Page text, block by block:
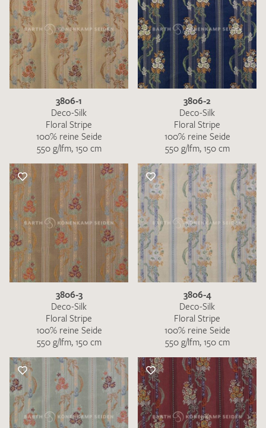
Ich bin damit einverstanden, dass meine angegebenen Daten
zur Beantwortung meiner Musteranfrage genutzt werden.
Die
Datenschutzbestimmungenhabe ich zur Kenntnis
genommen und akzeptiere diese.
3806-1
Deco-Silk
Floral Stripe
100% reine Seide
550 g/lfm, 150 cm
3806-2
Deco-Silk
Floral Stripe
100% reine Seide
550 g/lfm, 150 cm
3806-3
Deco-Silk
Floral Stripe
100% reine Seide
550 g/lfm, 150 cm
3806-4
Deco-Silk
Floral Stripe
100% reine Seide
550 g/lfm, 150 cm